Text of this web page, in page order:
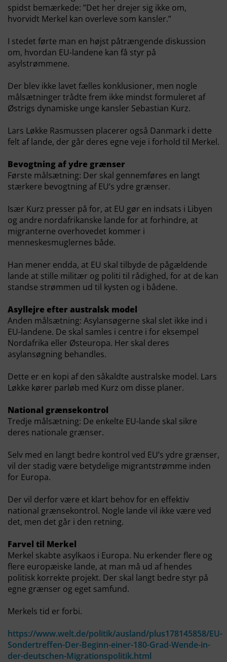
spidst bemærkede: ”Det her drejer sig ikke om,
hvorvidt Merkel kan overleve som kansler.”
I stedet førte man en højst påtrængende diskussion
om, hvordan EU-landene kan få styr på
asylstrømmene.
Der blev ikke lavet fælles konklusioner, men nogle
målsætninger trådte frem ikke mindst formuleret af
Østrigs dynamiske unge kansler Sebastian Kurz.
Lars Løkke Rasmussen placerer også Danmark i dette
felt af lande, der går deres egne veje i forhold til Merkel.
Bevogtning af ydre grænser
Første målsætning: Der skal gennemføres en langt
stærkere bevogtning af EU’s ydre grænser.
Især Kurz presser på for, at EU gør en indsats i Libyen
og andre nordafrikanske lande for at forhindre, at
migranterne overhovedet kommer i
menneskesmuglernes både.
Han mener endda, at EU skal tilbyde de pågældende
lande at stille militær og politi til rådighed, for at de kan
standse strømmen ud til kysten og i bådene.
Asyllejre efter australsk model
Anden målsætning: Asylansøgerne skal slet ikke ind i
EU-landene. De skal samles i centre i for eksempel
Nordafrika eller Østeuropa. Her skal deres
asylansøgning behandles.
Dette er en kopi af den såkaldte australske model. Lars
Løkke kører parløb med Kurz om disse planer.
National grænsekontrol
Tredje målsætning: De enkelte EU-lande skal sikre
deres nationale grænser.
Selv med en langt bedre kontrol ved EU’s ydre grænser,
vil der stadig være betydelige migrantstrømme inden
for Europa.
Der vil derfor være et klart behov for en effektiv
national grænsekontrol. Nogle lande vil ikke være ved
det, men det går i den retning.
Farvel til Merkel
Merkel skabte asylkaos i Europa. Nu erkender flere og
flere europæiske lande, at man må ud af hendes
politisk korrekte projekt. Der skal langt bedre styr på
egne grænser og eget samfund.
Merkels tid er forbi.
https://www.welt.de/politik/ausland/plus178145858/EU-
Sondertreffen-Der-Beginn-einer-180-Grad-Wende-in-
der-deutschen-Migrationspolitik.html